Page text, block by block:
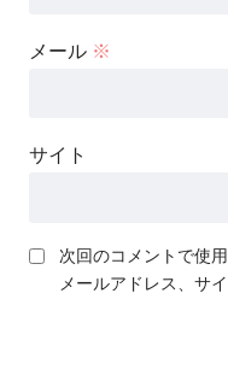
メール ※
サイト
次回のコメントで使
メールアドレス、サ